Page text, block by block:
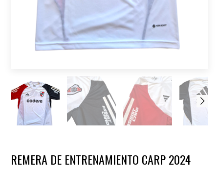
REMERA DE ENTRENAMIENTO CARP 2024